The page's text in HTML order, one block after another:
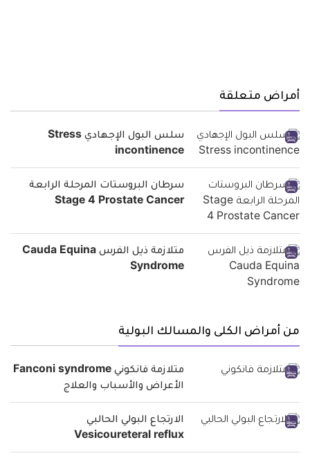
أمراض متعلقة
سلس البول الإجهادي Stress
incontinence
سرطان البروستات المرحلة الرابعة
Stage 4 Prostate Cancer
متلازمة ذيل الفرس Cauda Equina
Syndrome
من أمراض الكلى والمسالك البولية
متلازمة فانكوني Fanconi syndrome
الأعراض والأسباب والعلاج
الارتجاع البولي الحالبي
Vesicoureteral reflux